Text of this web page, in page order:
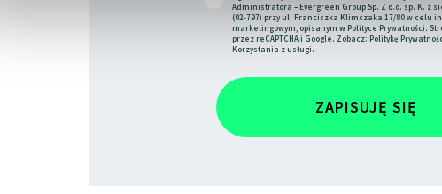
Administratora – Evergreen Group Sp. Z o.o. sp. K. z
(02-797) przy ul. Franciszka Klimczaka 17/80 w celu
marketingowym, opisanym w Polityce Prywatności.
przez reCAPTCHA i Google. Zobacz: Politykę
Korzystania z usługi.
ZAPISUJĘ SIĘ